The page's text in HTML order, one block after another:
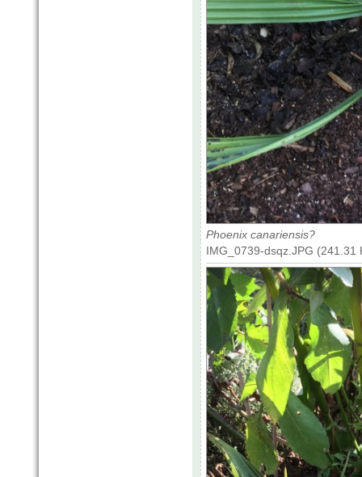
Phoenix canariensis?
IMG_0739-dsqz.JPG (241.31